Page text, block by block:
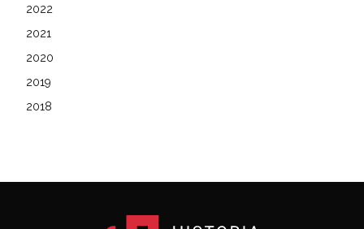
2022
2021
2020
2019
2018